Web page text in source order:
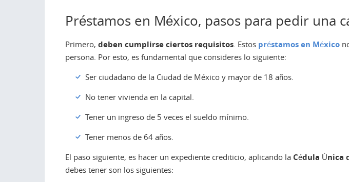
Préstamos en México, pasos para pedir una
Primero, deben cumplirse ciertos requisitos. Estos préstamos en México
persona. Por esto, es fundamental que consideres lo siguiente:
Ser ciudadano de la Ciudad de México y mayor de 18 años.
No tener vivienda en la capital.
Tener un ingreso de 5 veces el sueldo mínimo.
Tener menos de 64 años.
El paso siguiente, es hacer un expediente crediticio, aplicando la Cédula Única
debes tener son los siguientes: